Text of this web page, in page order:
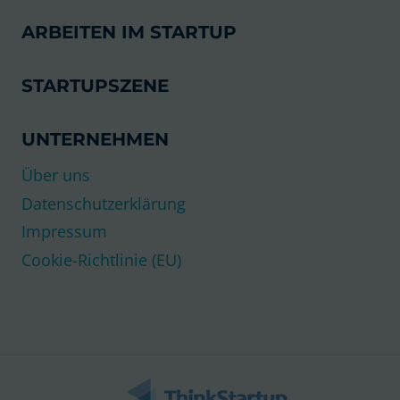
ARBEITEN IM STARTUP
STARTUPSZENE
UNTERNEHMEN
Über uns
Datenschutzerklärung
Impressum
Cookie-Richtlinie (EU)